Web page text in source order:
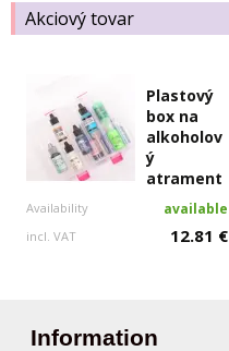
Akciový tovar
Plastový
box na
alkoholov
ý
atrament
Availability available
incl. VAT 12.81 €
Information